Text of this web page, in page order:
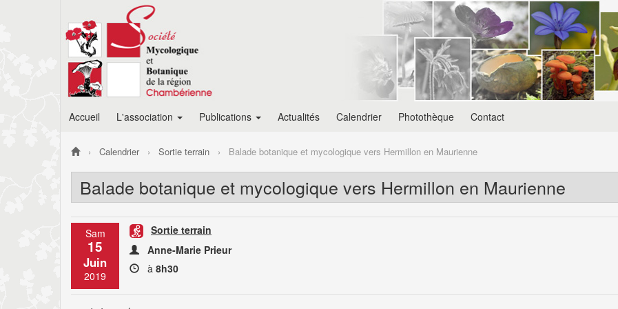
Accueil L'association Publications Actualités Calendrier Photothèque Contact
Calendrier Sortie terrain Balade botanique et mycologique vers Hermillon en Maurienne
Balade botanique et mycologique vers Hermillon en Maurienne
Sam
15
Juin
2019
Sortie terrain
Anne-Marie Prieur
à 8h30